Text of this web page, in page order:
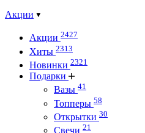
Акции
Акции 2427
Хиты 2313
Новинки 2321
Подарки
Вазы 41
Топперы 58
Открытки 30
Свечи 21